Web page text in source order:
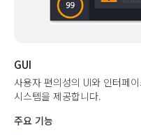
GUI
사용자 편의성의 UI와 인터페
시스템을 제공합니다.
주요 기능